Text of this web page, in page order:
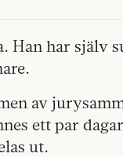
Han har själv
av
ett par
ut.